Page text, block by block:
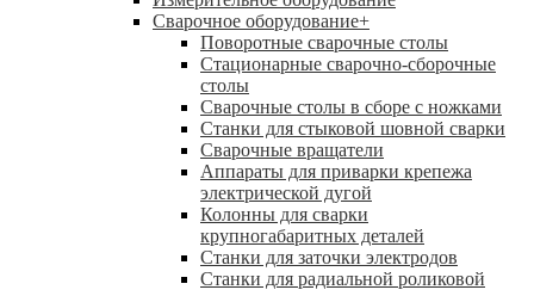
Сварочное оборудование+
Поворотные сварочные столы
Стационарные сварочно-сборочные
столы
Сварочные столы в сборе с ножками
Станки для стыковой шовной сварки
Сварочные вращатели
Аппараты для приварки крепежа
электрической дугой
Колонны для сварки
крупногабаритных деталей
Станки для заточки электродов
Станки для радиальной роликовой